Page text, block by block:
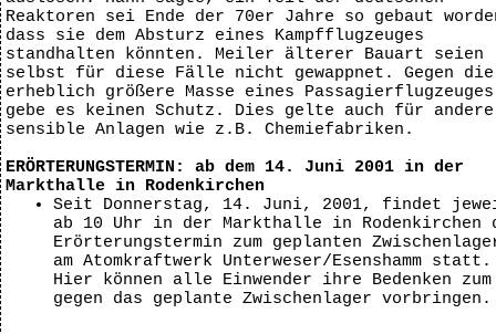
Reaktoren sei Ende der 70er Jahre so gebaut
dass sie dem Absturz eines Kampfflugzeuges
standhalten könnten. Meiler älterer Bauart seien
selbst für diese Fälle nicht gewappnet. Gegen die
erheblich größere Masse eines Passagierflugzeuges
gebe es keinen Schutz. Dies gelte auch für andere
sensible Anlagen wie z.B. Chemiefabriken.
ERÖRTERUNGSTERMIN: ab dem 14. Juni 2001 in der
Markthalle in Rodenkirchen
Seit Donnerstag, 14. Juni, 2001, findet
ab 10 Uhr in der Markthalle in Rodenkirchen
Erörterungstermin zum geplanten
am Atomkraftwerk Unterweser/Esenshamm statt.
Hier können alle Einwender ihre Bedenken zum
gegen das geplante Zwischenlager vorbringen.